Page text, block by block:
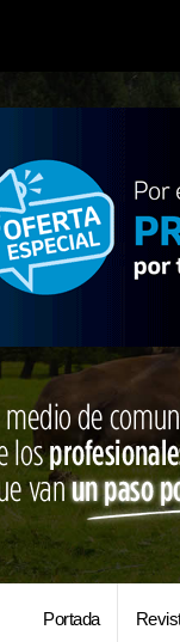
Portada